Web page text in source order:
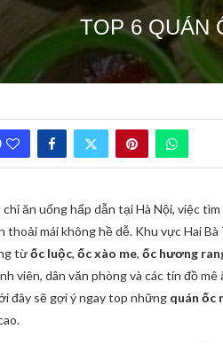
TOP 6 QUÁN
ăn uống hấp dẫn tại Hà Nội, việc
thoải mái không hề dễ. Khu vực Hai
từốc luộc, ốc xào me, ốc hương
viên, dân văn phòng và các tín đồ
đây sẽ gợi ý ngay top những quán ốc